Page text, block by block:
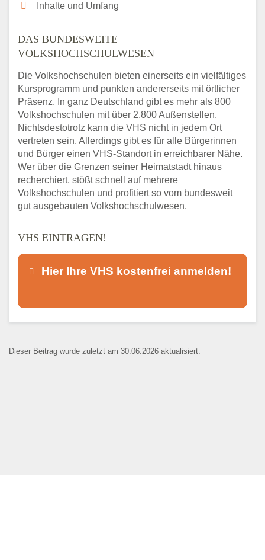
Inhalte und Umfang
DAS BUNDESWEITE
VOLKSHOCHSCHULWESEN
Die Volkshochschulen bieten einerseits ein vielfältiges
Kursprogramm und punkten andererseits mit örtlicher
Präsenz. In ganz Deutschland gibt es mehr als 800
Volkshochschulen mit über 2.800 Außenstellen.
Nichtsdestotrotz kann die VHS nicht in jedem Ort
vertreten sein. Allerdings gibt es für alle Bürgerinnen
und Bürger einen VHS-Standort in erreichbarer Nähe.
Wer über die Grenzen seiner Heimatstadt hinaus
recherchiert, stößt schnell auf mehrere
Volkshochschulen und profitiert so vom bundesweit
gut ausgebauten Volkshochschulwesen.
VHS EINTRAGEN!
Hier Ihre VHS kostenfrei anmelden!
Kontaktaufnahme und ist nicht
Dieser Beitrag wurde zuletzt am 30.06.2026 aktualisiert.